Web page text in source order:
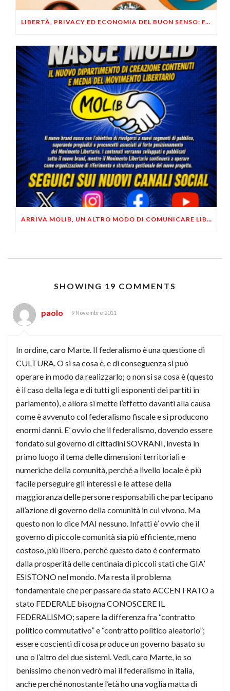
LIBERTÀ, PRIVACY ED ECONOMIA DEL BUON SENSO: FACCO E MUSUMECI A CASALECCHIO DI RENO (BO)
ARRIVA MOLIB, UN ALTRO MODO DI COMUNICARE LIBERTARIO
SHOWING 19 COMMENTS
paolo 9 Novembre 2011
In ordine, caro Marte. Il federalismo è una questione di
CULTURA. O si sa cosa è, e di conseguenza si può
operare in modo da realizzarlo; o non si sa cosa è (questo
è il caso della lega e di tutti gli esponenti dei partiti in
parlamento), e allora si mette l’effetto davanti alla causa
come è avvenuto col federalismo fiscale e si producono
enormi danni. E’ ovvio che il federalismo, dovendo essere
fondato sul governo di cittadini SOVRANI, investa in
primo luogo il tema delle dimensioni territoriali e
numeriche della comunità, perché a livello locale è più
facile perseguire gli interessi e le attese della
maggioranza delle persone responsabili che partecipano
all’azione di governo della comunità in cui vivono. Ma
questo non lo dice MAI nessuno. Infatti è’ ovvio che il
governo di piccole comunità sia più efficiente, meno
costoso, più libero, perché questo dato è confermato
dalla prosperità delle centinaia di piccoli stati che GIA’
ESISTONO nel mondo. Ma resta il problema
fondamentale che per passare da stato ACCENTRATO a
stato FEDERALE bisogna CONOSCERE IL
FEDERALISMO; sapere la differenza fra “contratto
politico commutativo” e “contratto politico aleatorio”;
essere coscienti di cosa produce un governo basato su
uno o l’altro dei due sistemi. Vedi, caro Marte, io so
benissimo che non vedrò mai il federalismo in italia,
anche perché nonostante l’età ho una voglia matta di